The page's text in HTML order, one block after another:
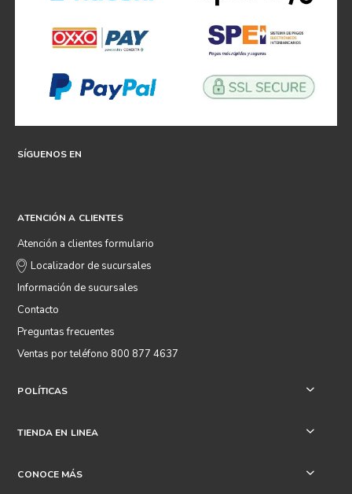
SÍGUENOS EN
ATENCIÓN A CLIENTES
Atención a clientes formulario
Localizador de sucursales
Información de sucursales
Contacto
Preguntas frecuentes
Ventas por teléfono 800 877 4637
POLÍTICAS +
TIENDA EN LINEA +
CONOCE MÁS +